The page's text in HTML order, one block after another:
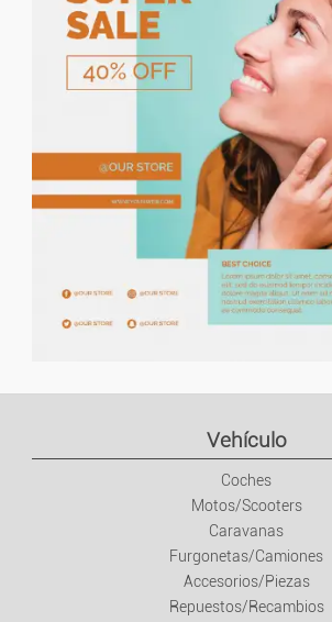
Vehículo
Coches
Motos/Scooters
Caravanas
Furgonetas/Camiones
Accesorios/Piezas
Repuestos/Recambios